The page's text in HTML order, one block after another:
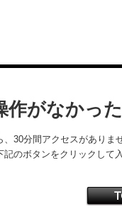
作がなかっ
30分間アクセスがありま
のボタンをクリックして